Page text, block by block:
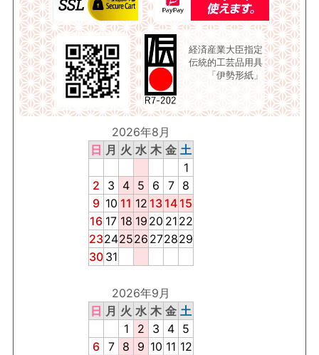
経済産業大臣指定
伝統的工芸品用具
「伊勢形紙」
2026年8月
日 月 火 水 木 金 土
1
2
3 4 5 6 7
8
9 10 11 12 13 14 15
16 17 18 19 20 21 22
23242526 272829
30 31
2026年9月
日 月 火 水 木 金 土
1
2 3 4 5
6 7 8 9 10 11 12